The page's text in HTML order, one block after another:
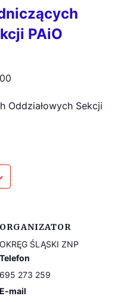
PAiO
Oddziałowych Sekcji
ORGANIZATOR
OKRĘG ŚLĄSKI ZNP
Telefon
695 273 259
E-mail